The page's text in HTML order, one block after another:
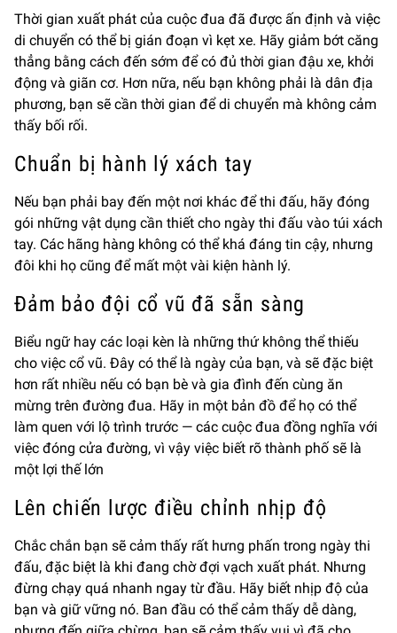
Thời gian xuất phát của cuộc đua đã được ấn định và việc
di chuyển có thể bị gián đoạn vì kẹt xe. Hãy giảm bớt căng
thẳng bằng cách đến sớm để có đủ thời gian đậu xe, khởi
động và giãn cơ. Hơn nữa, nếu bạn không phải là dân địa
phương, bạn sẽ cần thời gian để di chuyển mà không cảm
thấy bối rối.
Chuẩn bị hành lý xách tay
Nếu bạn phải bay đến một nơi khác để thi đấu, hãy đóng
gói những vật dụng cần thiết cho ngày thi đấu vào túi xách
tay. Các hãng hàng không có thể khá đáng tin cậy, nhưng
đôi khi họ cũng để mất một vài kiện hành lý.
Đảm bảo đội cổ vũ đã sẵn sàng
Biểu ngữ hay các loại kèn là những thứ không thể thiếu
cho việc cổ vũ. Đây có thể là ngày của bạn, và sẽ đặc biệt
hơn rất nhiều nếu có bạn bè và gia đình đến cùng ăn
mừng trên đường đua. Hãy in một bản đồ để họ có thể
làm quen với lộ trình trước — các cuộc đua đồng nghĩa với
việc đóng cửa đường, vì vậy việc biết rõ thành phố sẽ là
một lợi thế lớn
Lên chiến lược điều chỉnh nhịp độ
Chắc chắn bạn sẽ cảm thấy rất hưng phấn trong ngày thi
đấu, đặc biệt là khi đang chờ đợi vạch xuất phát. Nhưng
đừng chạy quá nhanh ngay từ đầu. Hãy biết nhịp độ của
bạn và giữ vững nó. Ban đầu có thể cảm thấy dễ dàng,